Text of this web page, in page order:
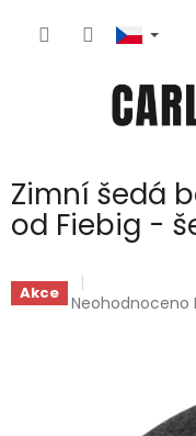
Zimní šedá
od Fiebig -
Akce Průměrné
Neohodnoceno